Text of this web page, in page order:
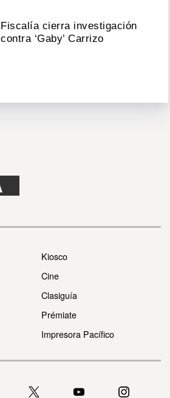
Fiscalía cierra investigación
contra ‘Gaby’ Carrizo
Kiosco
Cine
Clasiguía
Prémiate
Impresora Pacífico